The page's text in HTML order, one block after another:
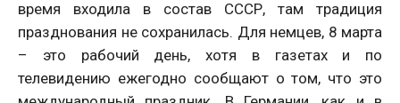
время входила в состав СССР, там традиция
празднования не сохранилась. Для немцев, 8 марта
– это рабочий день, хотя в газетах и по
телевидению ежегодно сообщают о том, что это